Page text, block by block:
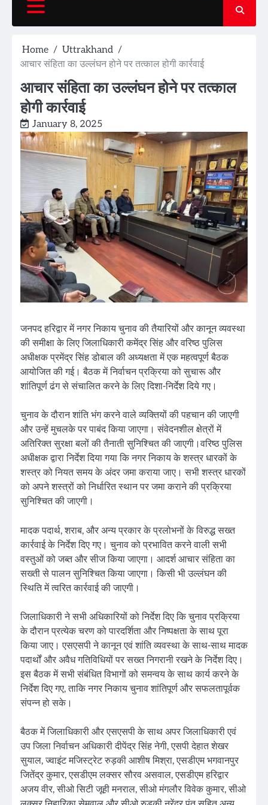
Home
Uttrakhand
आचार संहिता का उल्लंघन होने पर तत्काल होगी कार्रवाई
आचार संहिता का उल्लंघन होने पर तत्काल
होगी कार्रवाई
January 8, 2025
जनपद हरिद्वार में नगर निकाय चुनाव की तैयारियों और कानून व्यवस्था
की समीक्षा के लिए जिलाधिकारी कमेंद्र सिंह और वरिष्ठ पुलिस
अधीक्षक प्रमेंद्र सिंह डोबाल की अध्यक्षता में एक महत्वपूर्ण बैठक
आयोजित की गई। बैठक में निर्वाचन प्रक्रिया को सुचारू और
शांतिपूर्ण ढंग से संचालित करने के लिए दिशा-निर्देश दिये गए।
चुनाव के दौरान शांति भंग करने वाले व्यक्तियों की पहचान की जाएगी
और उन्हें मुचलके पर पाबंद किया जाएगा। संवेदनशील क्षेत्रों में
अतिरिक्त सुरक्षा बलों की तैनाती सुनिश्चित की जाएगी।वरिष्ठ पुलिस
अधीक्षक द्वारा निर्देश दिया गया कि नगर निकाय के शस्त्र धारकों के
शस्त्र को नियत समय के अंदर जमा कराया जाए। सभी शस्त्र धारकों
को अपने शस्त्रों को निर्धारित स्थान पर जमा कराने की प्रक्रिया
सुनिश्चित की जाएगी।
मादक पदार्थ, शराब, और अन्य प्रकार के प्रलोभनों के विरुद्ध सख्त
कार्रवाई के निर्देश दिए गए। चुनाव को प्रभावित करने वाली सभी
वस्तुओं को जब्त और सीज किया जाएगा। आदर्श आचार संहिता का
सख्ती से पालन सुनिश्चित किया जाएगा। किसी भी उल्लंघन की
स्थिति में त्वरित कार्रवाई की जाएगी।
जिलाधिकारी ने सभी अधिकारियों को निर्देश दिए कि चुनाव प्रक्रिया
के दौरान प्रत्येक चरण को पारदर्शिता और निष्पक्षता के साथ पूरा
किया जाए। एसएसपी ने कानून एवं शांति व्यवस्था के साथ-साथ मादक
पदार्थों और अवैध गतिविधियों पर सख्त निगरानी रखने के निर्देश दिए।
इस बैठक में सभी संबंधित विभागों को समन्वय के साथ कार्य करने के
निर्देश दिए गए, ताकि नगर निकाय चुनाव शांतिपूर्ण और सफलतापूर्वक
संपन्न हो सके।
बैठक में जिलाधिकारी और एसएसपी के साथ अपर जिलाधिकारी एवं
उप जिला निर्वाचन अधिकारी दीपेंद्र सिंह नेगी, एसपी देहात शेखर
सुयाल, ज्वाइंट मजिस्ट्रेट रुड़की आशीष मिश्रा, एसडीएम भगवानपुर
जितेंद्र कुमार, एसडीएम लक्सर सौरव असवाल, एसडीएम हरिद्वार
अजय वीर, सीओ सिटी जूही मनराल, सीओ मंगलौर विवेक कुमार, सीओ